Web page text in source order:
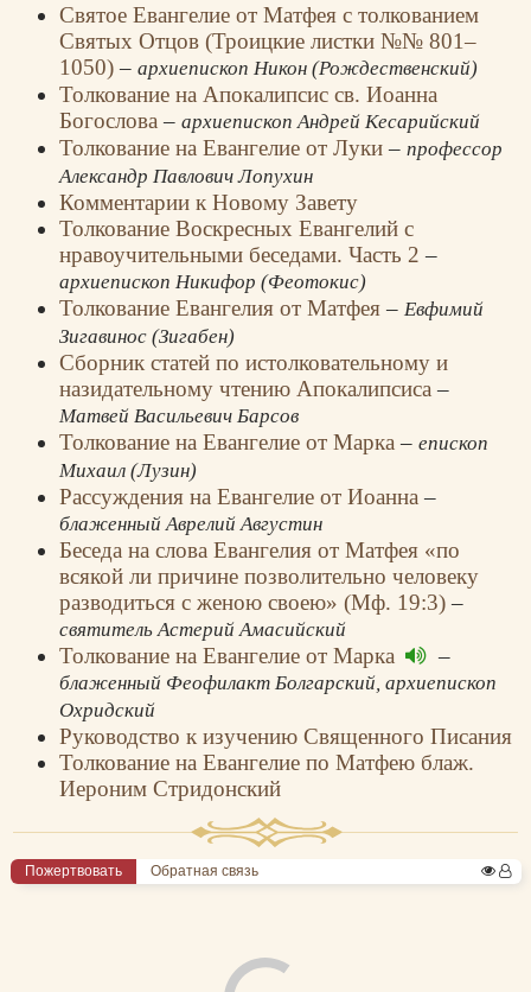
Святое Евангелие от Матфея с толкованием
Святых Отцов (Троицкие листки №№ 801–
1050)– архиепископ Никон (Рождественский)
Толкование на Апокалипсис св. Иоанна
Богослова– архиепископ Андрей Кесарийский
Толкование на Евангелие от Луки– профессор
Александр Павлович Лопухин
Комментарии к Новому Завету
Толкование Воскресных Евангелий с
нравоучительными беседами. Часть 2–
архиепископ Никифор (Феотокис)
Толкование Евангелия от Матфея– Евфимий
Зигавинос (Зигабен)
Сборник статей по истолковательному и
назидательному чтению Апокалипсиса–
Матвей Васильевич Барсов
Толкование на Евангелие от Марка– епископ
Михаил (Лузин)
Рассуждения на Евангелие от Иоанна–
блаженный Аврелий Августин
Беседа на слова Евангелия от Матфея «по
всякой ли причине позволительно человеку
разводиться с женою своею» (Мф. 19:3)–
святитель Астерий Амасийский
Толкование на Евангелие от Марка –
блаженный Феофилакт Болгарский, архиепископ
Охридский
Руководство к изучению Священного Писания
Толкование на Евангелие по Матфею блаж.
Иероним Стридонский
Пожертвовать Обратная связь